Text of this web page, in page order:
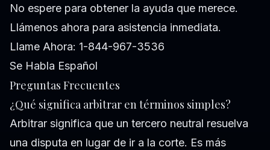
No espere para obtener la ayuda que merece.
Llámenos ahora para asistencia inmediata.
Llame Ahora: 1-844-967-3536
Se Habla Español
Preguntas Frecuentes
¿Qué significa arbitrar en términos simples?
Arbitrar significa que un tercero neutral resuelva
una disputa en lugar de ir a la corte. Es más